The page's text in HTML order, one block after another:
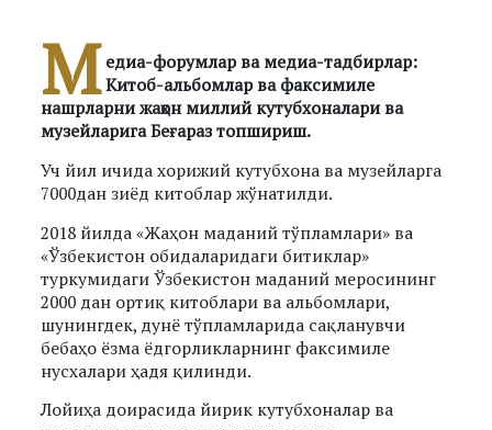
М едиа-форумлар ва медиа-тадбирлар:
Китоб-альбомлар ва факсимиле
нашрларни жаҳон миллий кутубхоналари ва
музейларига Беғараз топшириш.
Уч йил ичида хорижий кутубхона ва музейларга
7000дан зиёд китоблар жўнатилди.
2018 йилда «Жаҳон маданий тўпламлари» ва
«Ўзбекистон обидаларидаги битиклар»
туркумидаги Ўзбекистон маданий меросининг
2000 дан ортиқ китоблари ва альбомлари,
шунингдек, дунё тўпламларида сақланувчи
бебаҳо ёзма ёдгорликларнинг факсимиле
нусхалари ҳадя қилинди.
Лойиҳа доирасида йирик кутубхоналар ва